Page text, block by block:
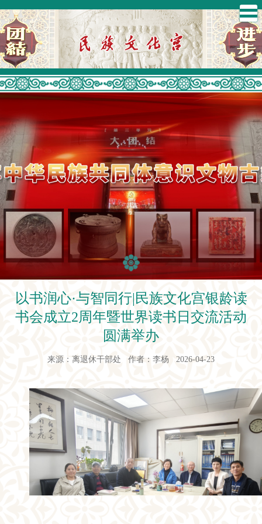
以书润心·与智同行|民族文化宫银龄读
书会成立2周年暨世界读书日交流活动
圆满举办
来源：离退休干部处 作者：李杨 2026-04-23